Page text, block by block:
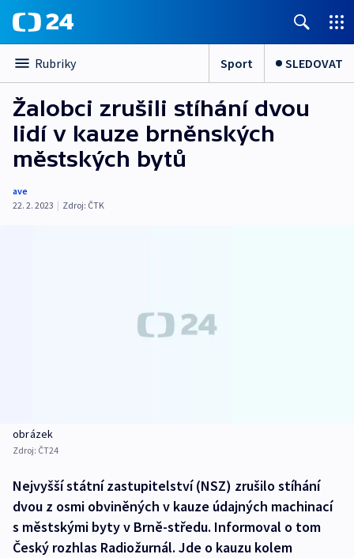
Rubriky Sport SLEDOVAT
Žalobci zrušili stíhání dvou
lidí v kauze brněnských
městských bytů
ave
22. 2. 2023 | Zdroj: ČTK
obrázek
Zdroj: ČT24
Nejvyšší státní zastupitelství (NSZ) zrušilo stíhání
dvou z osmi obviněných v kauze údajných machinací
s městskými byty v Brně-středu. Informoval o tom
Český rozhlas Radiožurnál. Jde o kauzu kolem